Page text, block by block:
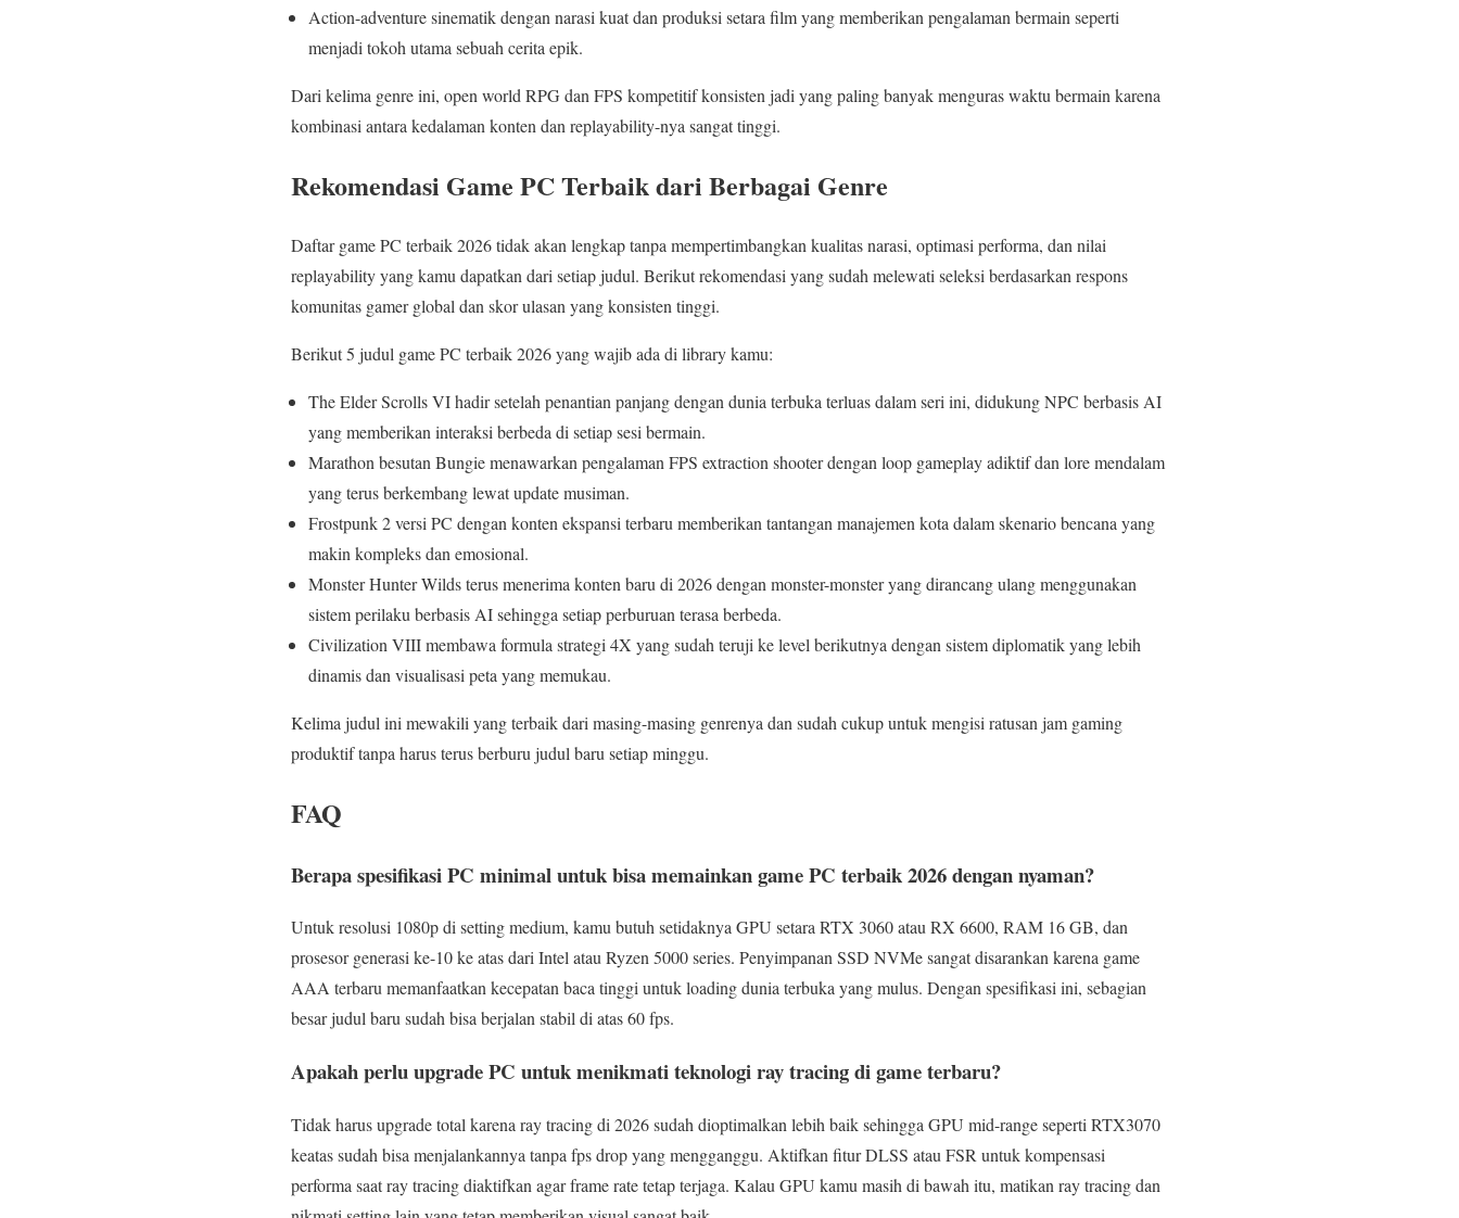
Action-adventure sinematik dengan narasi kuat dan produksi setara film yang memberikan pengalaman bermain seperti
menjadi tokoh utama sebuah cerita epik.
Dari kelima genre ini, open world RPG dan FPS kompetitif konsisten jadi yang paling banyak menguras waktu bermain karena
kombinasi antara kedalaman konten dan replayability-nya sangat tinggi.
Rekomendasi Game PC Terbaik dari Berbagai Genre
Daftar game PC terbaik 2026 tidak akan lengkap tanpa mempertimbangkan kualitas narasi, optimasi performa, dan nilai
replayability yang kamu dapatkan dari setiap judul. Berikut rekomendasi yang sudah melewati seleksi berdasarkan respons
komunitas gamer global dan skor ulasan yang konsisten tinggi.
Berikut 5 judul game PC terbaik 2026 yang wajib ada di library kamu:
The Elder Scrolls VI hadir setelah penantian panjang dengan dunia terbuka terluas dalam seri ini, didukung NPC berbasis AI
yang memberikan interaksi berbeda di setiap sesi bermain.
Marathon besutan Bungie menawarkan pengalaman FPS extraction shooter dengan loop gameplay adiktif dan lore mendalam
yang terus berkembang lewat update musiman.
Frostpunk 2 versi PC dengan konten ekspansi terbaru memberikan tantangan manajemen kota dalam skenario bencana yang
makin kompleks dan emosional.
Monster Hunter Wilds terus menerima konten baru di 2026 dengan monster-monster yang dirancang ulang menggunakan
sistem perilaku berbasis AI sehingga setiap perburuan terasa berbeda.
Civilization VIII membawa formula strategi 4X yang sudah teruji ke level berikutnya dengan sistem diplomatik yang lebih
dinamis dan visualisasi peta yang memukau.
Kelima judul ini mewakili yang terbaik dari masing-masing genrenya dan sudah cukup untuk mengisi ratusan jam gaming
produktif tanpa harus terus berburu judul baru setiap minggu.
FAQ
Berapa spesifikasi PC minimal untuk bisa memainkan game PC terbaik 2026 dengan nyaman?
Untuk resolusi 1080p di setting medium, kamu butuh setidaknya GPU setara RTX 3060 atau RX 6600, RAM 16 GB, dan
prosesor generasi ke-10 ke atas dari Intel atau Ryzen 5000 series. Penyimpanan SSD NVMe sangat disarankan karena game
AAA terbaru memanfaatkan kecepatan baca tinggi untuk loading dunia terbuka yang mulus. Dengan spesifikasi ini, sebagian
besar judul baru sudah bisa berjalan stabil di atas 60 fps.
Apakah perlu upgrade PC untuk menikmati teknologi ray tracing di game terbaru?
Tidak harus upgrade total karena ray tracing di 2026 sudah dioptimalkan lebih baik sehingga GPU mid-range seperti RTX3070
keatas sudah bisa menjalankannya tanpa fps drop yang mengganggu. Aktifkan fitur DLSS atau FSR untuk kompensasi
performa saat ray tracing diaktifkan agar frame rate tetap terjaga. Kalau GPU kamu masih di bawah itu, matikan ray tracing dan